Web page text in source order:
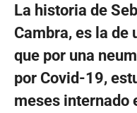
La historia de
Cambra, es la de
que por una
por Covid-19,
meses internado